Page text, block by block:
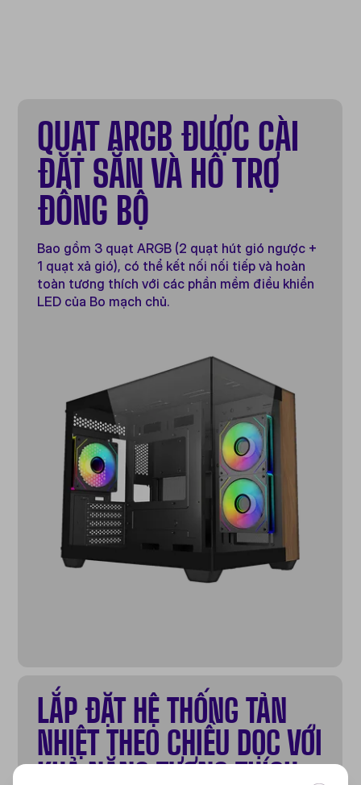
QUẠT ARGB ĐƯỢC CÀI
ĐẶT SẴN VÀ HỖ TRỢ
ĐỒNG BỘ
Bao gồm 3 quạt ARGB (2 quạt hút gió ngược +
1 quạt xả gió), có thể kết nối nối tiếp và hoàn
toàn tương thích với các phần mềm điều khiển
LED của Bo mạch chủ.
LẮP ĐẶT HỆ THỐNG TẢN
NHIỆT THEO CHIỀU DỌC VỚI
KHẢ NĂNG TƯƠNG THÍCH